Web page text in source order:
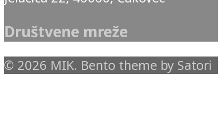
Društvene mreže
© 2026 MIK. Bento theme by Satori